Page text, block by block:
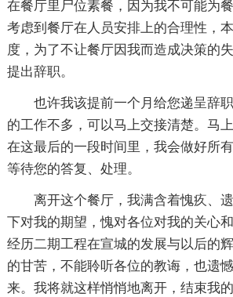
在餐厅里尸位素餐，因为我不可能为
考虑到餐厅在人员安排上的合理性，
度，为了不让餐厅因我而造成决策的
提出辞职。
也许我该提前一个月给您递呈辞
的工作不多，可以马上交接清楚。马
在这最后的一段时间里，我会做好所
等待您的答复、处理。
离开这个餐厅，我满含着愧疚、
下对我的期望，愧对各位对我的关心
经历二期工程在宣城的发展与以后的
的甘苦，不能聆听各位的教诲，也遗
来。我将就这样悄悄地离开，结束我的